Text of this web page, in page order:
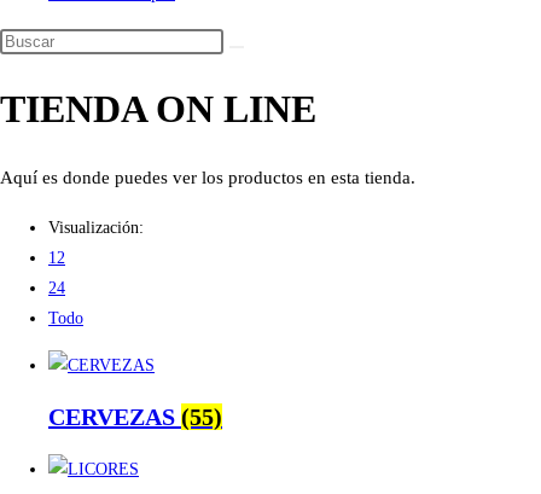
Buscar
esta
TIENDA ON LINE
Aquí es donde puedes ver los productos en esta tienda.
Visualización:
12
24
Todo
CERVEZAS (55)